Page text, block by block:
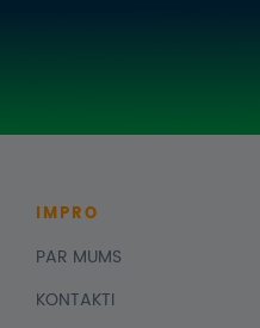
IMPRO
PAR MUMS
KONTAKTI